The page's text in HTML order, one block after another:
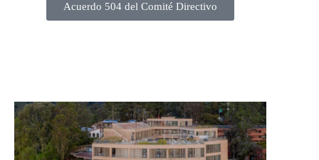
Acuerdo 504 del Comité Directivo